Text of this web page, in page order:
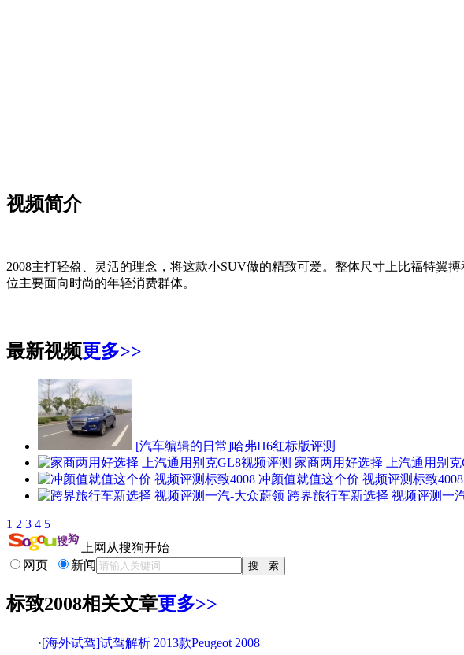
视频简介
2008主打轻盈、灵活的理念，将这款小SUV做的精致可爱。整体尺寸上比福特翼
位主要面向时尚的年轻消费群体。
最新视频更多>>
[汽车编辑的日常]哈弗H6红标版评测
家商两用好选择 上汽通用别克
冲颜值就值这个价 视频评测标致4008
跨界旅行车新选择 视频评测一
1 2 3 4 5
上网从搜狗开始
网页
新闻
标致2008相关文章更多>>
·[海外试驾]试驾解析 2013款Peugeot 2008